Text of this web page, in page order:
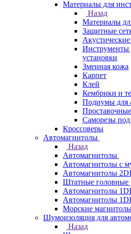
Материалы для
Назад
Материалы
Защитные
Инструменты
установки
Змеиная кожа
Карпет
Клей
Кембрики и
Подиумы для
Саморезы
Кроссоверы
Автомагнитолы
Назад
Автомагнитолы
Автомагнитолы с
Автомагнитолы
Штатные головные
Автомагнитолы
Автомагнитолы
Морские
Шумоизоляция для
Назад